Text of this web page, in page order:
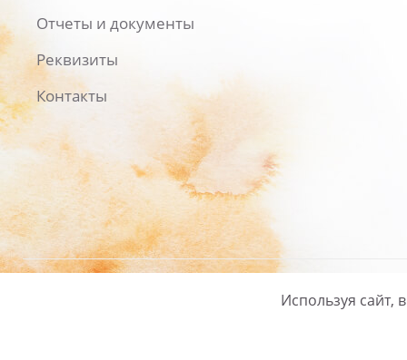
Отчеты и документы
Реквизиты
Контакты
Политика
Используя сайт,